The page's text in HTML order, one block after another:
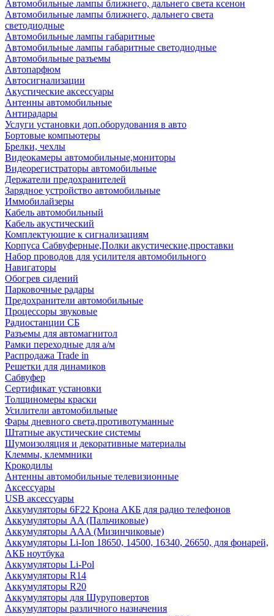
Автомобильные лампы ближнего, дальнего света ксенон
Автомобильные лампы ближнего, дальнего света
светодиодные
Автомобильные лампы габаритные
Автомобильные лампы габаритные светодиодные
Автомобильные разъемы
Автопарфюм
Автосигнализации
Акустические аксессуары
Антенны автомобильные
Антирадары
Услуги установки доп.оборудования в авто
Бортовые компьютеры
Брелки, чехлы
Видеокамеры автомобильные,мониторы
Видеорегистраторы автомобильные
Держатели предохранителей
Зарядное устройство автомобильные
Иммобилайзеры
Кабель автомобильный
Кабель акустический
Комплектующие к сигнализациям
Корпуса Сабвуферные,Полки акустические,проставки
Набор проводов для усилителя автомобильного
Навигаторы
Обогрев сидений
Парковочные радары
Предохранители автомобильные
Процессоры звуковые
Радиостанции СБ
Разъемы для автомагнитол
Рамки переходные для а/м
Распродажа Trade in
Решетки для динамиков
Сабвуфер
Сертификат установки
Толщиномеры краски
Усилители автомобильные
Фары дневного света,противотуманные
Штатные акустические системы
Шумоизоляция и декоративные материалы
Клеммы, клеммники
Крокодилы
Антенны автомобильные телевизионные
Аксессуары
USB аксессуары
Аккумуляторы 6F22 Крона АКБ для радио телефонов
Аккумуляторы AA (Пальчиковые)
Аккумуляторы AAA (Мизинчиковые)
Аккумуляторы Li-Ion 18650, 14500, 16340, 26650, для фонарей,
АКБ ноутбука
Аккумуляторы Li-Pol
Аккумуляторы R14
Аккумуляторы R20
Аккумуляторы для Шуруповертов
Аккумуляторы различного назначения